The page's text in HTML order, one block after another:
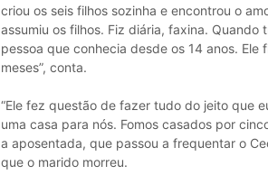
criou os seis filhos sozinha e encontrou o
assumiu os filhos. Fiz diária, faxina.
pessoa que conhecia desde os 14 anos.
meses”, conta.
“Ele fez questão de fazer tudo do jeito que
uma casa para nós. Fomos casados por
a aposentada, que passou a frequentar o
que o marido morreu.